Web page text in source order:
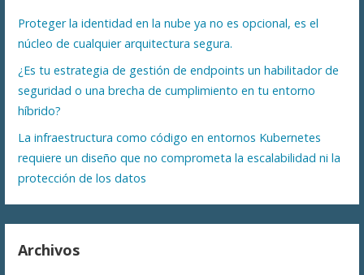
Proteger la identidad en la nube ya no es opcional, es el
núcleo de cualquier arquitectura segura.
¿Es tu estrategia de gestión de endpoints un habilitador de
seguridad o una brecha de cumplimiento en tu entorno
híbrido?
La infraestructura como código en entornos Kubernetes
requiere un diseño que no comprometa la escalabilidad ni la
protección de los datos
Archivos